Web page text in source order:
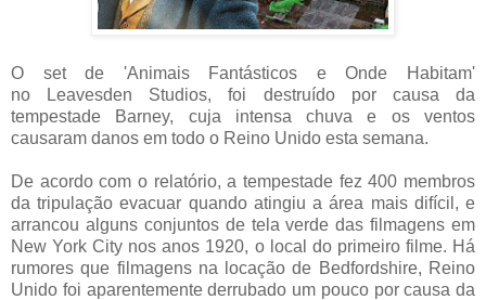
O set de 'Animais Fantásticos e Onde Habitam'
no Leavesden Studios, foi destruído por causa da
tempestade Barney, cuja intensa chuva e os ventos
causaram danos em todo o Reino Unido esta semana.
De acordo com o relatório, a tempestade fez 400 membros
da tripulação evacuar quando atingiu a área mais difícil, e
arrancou alguns conjuntos de tela verde das filmagens em
New York City nos anos 1920, o local do primeiro filme. Há
rumores que filmagens na locação de Bedfordshire, Reino
Unido foi aparentemente derrubado um pouco por causa da